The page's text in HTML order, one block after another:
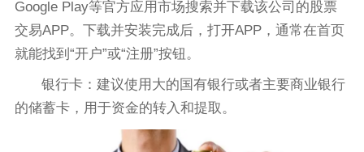
Google Play等官方应用市场搜索并下载该公司的股票
交易APP。下载并安装完成后，打开APP，通常在首页
就能找到“开户”或“注册”按钮。
银行卡：建议使用大的国有银行或者主要商业银行
的储蓄卡，用于资金的转入和提取。